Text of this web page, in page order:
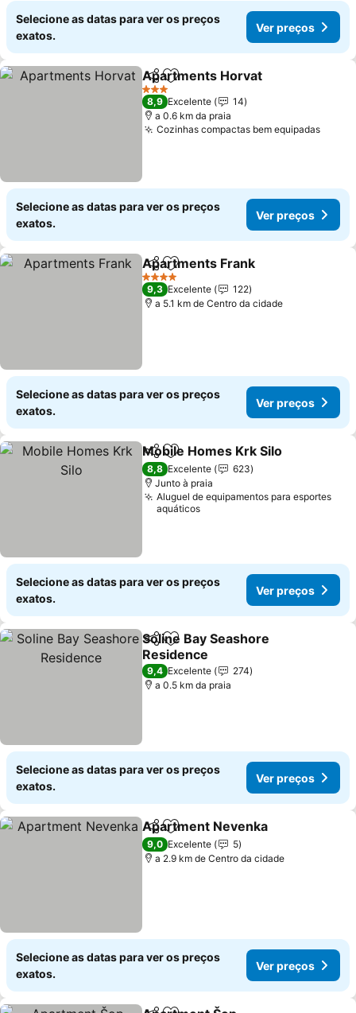
Selecione as datas para ver os preços
exatos.
Ver preços
PartilharAdicionar aos favoritos
Apartments Horvat
3 Estrelas
8,9 Excelente
14
a 0.6 km da praia
Cozinhas compactas bem equipadas
Selecione as datas para ver os preços
exatos.
Ver preços
PartilharAdicionar aos favoritos
Apartments Frank
4 Estrelas
9,3 Excelente
122
a 5.1 km de Centro da cidade
Selecione as datas para ver os preços
exatos.
Ver preços
PartilharAdicionar aos favoritos
Mobile Homes Krk Silo
8,8 Excelente
623
Junto à praia
Aluguel de equipamentos para esportes
aquáticos
Selecione as datas para ver os preços
exatos.
Ver preços
PartilharAdicionar aos favoritos
Soline Bay Seashore
Residence
9,4 Excelente
274
a 0.5 km da praia
Selecione as datas para ver os preços
exatos.
Ver preços
PartilharAdicionar aos favoritos
Apartment Nevenka
9,0 Excelente
5
a 2.9 km de Centro da cidade
Selecione as datas para ver os preços
exatos.
Ver preços